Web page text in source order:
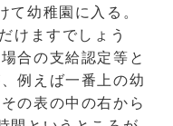
て幼稚園に入る。
けますでしょう
合の支給認定等と
例えば一番上の幼
の表の中の右から